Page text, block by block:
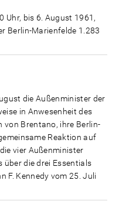
Uhr, bis 6. August 1961,
Berlin-Marienfelde 1.283
die Außenminister der
in Anwesenheit des
von Brentano, ihre Berlin-
Reaktion auf
vier Außenminister
über die drei Essentials
F. Kennedy vom 25. Juli